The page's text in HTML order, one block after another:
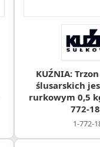
KUŹNIA:
ślusarskich
rurkowym 0,5
772-
1-772-